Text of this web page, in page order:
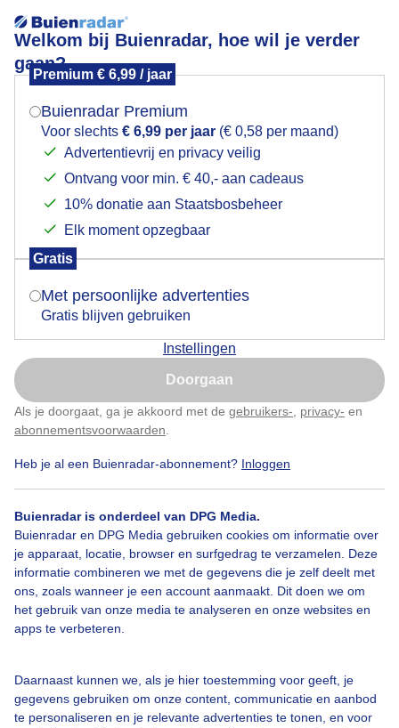
Welkom bij Buienradar, hoe wil je verder
gaan?
Premium € 6,99 / jaar
Buienradar Premium
Voor slechts € 6,99 per jaar (€ 0,58 per maand)
Advertentievrij en privacy veilig
Ontvang voor min. € 40,- aan cadeaus
10% donatie aan Staatsbosbeheer
Elk moment opzegbaar
Gratis
Met persoonlijke advertenties
Gratis blijven gebruiken
Instellingen
Doorgaan
Als je doorgaat, ga je akkoord met de gebruikers- privacy- en
abonnementsvoorwaarden
Heb je al een Buienradar-abonnement? Inloggen
Buienradar is onderdeel van DPG Media.
Buienradar en DPG Media gebruiken cookies om informatie over
je apparaat, locatie, browser en surfgedrag te verzamelen. Deze
informatie combineren we met de gegevens die je zelf deelt met
ons, zoals wanneer je een account aanmaakt. Dit doen we om
het gebruik van onze media te analyseren en onze websites en
apps te verbeteren.
Daarnaast kunnen we, als je hier toestemming voor geeft, je
gegevens gebruiken om onze content, communicatie en aanbod
te personaliseren en je relevante advertenties te tonen, en voor
Sneeuw afdruk schoen
Door: Mije Gemaakt: 02-01-2026, 123x bekeken
Mogen we je locatie gebruiken voor het
Indien je hier nog geen akkoord op hebt gegeven,
verschijnt er zo een pop-up uit je browser waarin
Is goed, toon de popup
Nu niet, misschien later
Klik hierom dit aan te passen